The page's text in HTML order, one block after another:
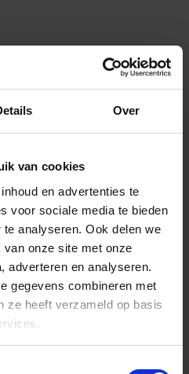
Over
van cookies
en advertenties te
voor sociale media te bieden
analyseren. Ook delen we
onze site met onze
adverteren en analyseren.
gegevens combineren met
ze heeft verzameld op basis